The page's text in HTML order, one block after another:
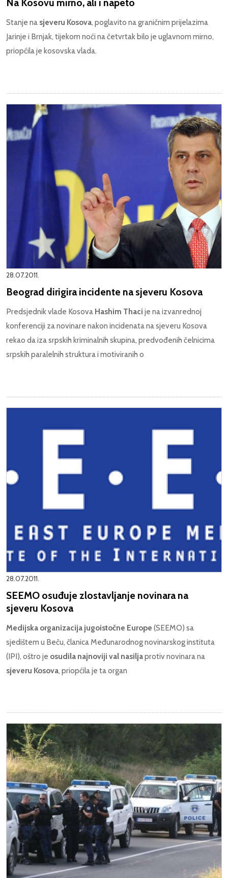
Na Kosovu mirno, ali i napeto
Stanje na sjeveru Kosova, poglavito na graničnim prijelazima
Jarinje i Brnjak, tijekom noći na četvrtak bilo je uglavnom mirno,
priopćila je kosovska vlada.
28.07.2011.
Beograd dirigira incidente na sjeveru Kosova
Predsjednik vlade Kosova Hashim Thaci je na izvanrednoj
konferenciji za novinare nakon incidenata na sjeveru Kosova
rekao da iza srpskih kriminalnih skupina, predvođenih čelnicima
srpskih paralelnih struktura i motiviranih o
28.07.2011.
SEEMO osuđuje zlostavljanje novinara na
sjeveru Kosova
Medijska organizacija jugoistočne Europe (SEEMO) sa
sjedištem u Beču, članica Međunarodnog novinarskog instituta
(IPI), oštro je osudila najnoviji val nasiljaprotiv novinara na
sjeveru Kosova, priopćila je ta organ